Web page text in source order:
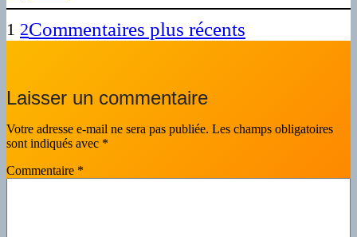
1 2Commentaires plus récents
Laisser un commentaire
Votre adresse e-mail ne sera pas publiée. Les champs obligatoires
sont indiqués avec *
Commentaire *